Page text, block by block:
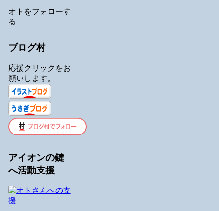
オトをフォローす
る
ブログ村
応援クリックをお
願いします。
アイオンの鍵
へ活動支援